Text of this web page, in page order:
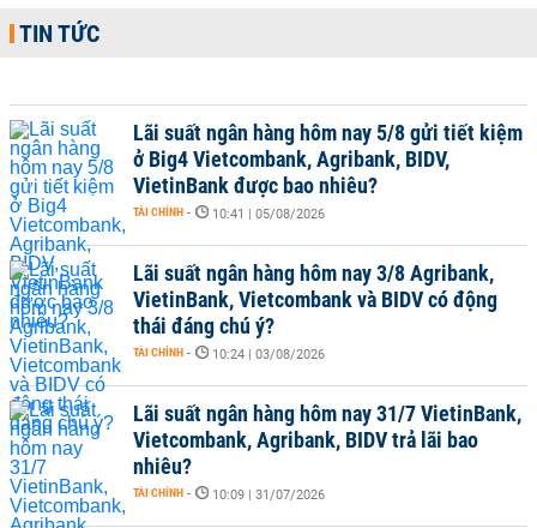
TIN TỨC
Lãi suất ngân hàng hôm nay 5/8 gửi tiết kiệm
ở Big4 Vietcombank, Agribank, BIDV,
VietinBank được bao nhiêu?
TÀI CHÍNH - 10:41 | 05/08/2026
Lãi suất ngân hàng hôm nay 3/8 Agribank,
VietinBank, Vietcombank và BIDV có động
thái đáng chú ý?
TÀI CHÍNH - 10:24 | 03/08/2026
Lãi suất ngân hàng hôm nay 31/7 VietinBank,
Vietcombank, Agribank, BIDV trả lãi bao
nhiêu?
TÀI CHÍNH - 10:09 | 31/07/2026